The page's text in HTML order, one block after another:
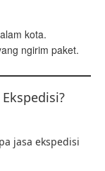
kota.
ngirim paket.
jasa ekspedisi